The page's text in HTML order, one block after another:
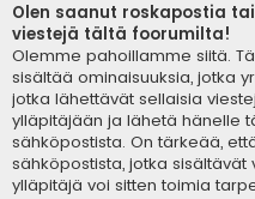
Olen saanut roskapostia
viestejä tältä foorumilta!
Olemme pahoillamme siitä.
sisältää ominaisuuksia, jotka
jotka lähettävät sellaisia
ylläpitäjään ja lähetä hänelle
sähköpostista. On tärkeää,
sähköpostista, jotka
ylläpitäjä voi sitten toimia